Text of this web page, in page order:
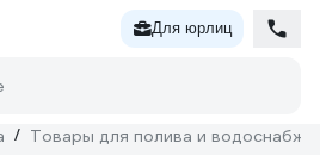
Для юрлиц
/ Товары для полива и